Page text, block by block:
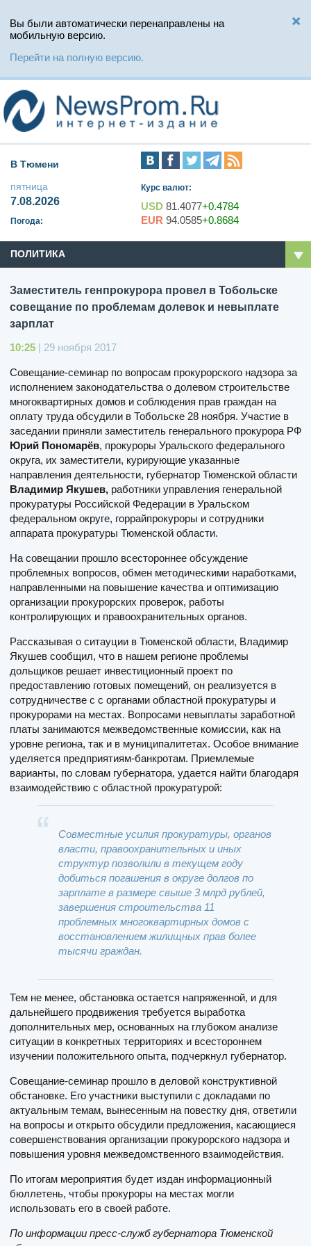
Вы были автоматически перенаправлены на
мобильную версию.
Перейти на полную версию.
В Тюмени
пятница
7.08.2026
Погода:
Курс валют:
USD 81.4077+0.4784
EUR 94.0585+0.8684
ПОЛИТИКА
Заместитель генпрокурора провел в Тобольске
совещание по проблемам долевок и невыплате
зарплат
10:25 | 29 ноября 2017
Совещание-семинар по вопросам прокурорского надзора за
исполнением законодательства о долевом строительстве
многоквартирных домов и соблюдения прав граждан на
оплату труда обсудили в Тобольске 28 ноября. Участие в
заседании приняли заместитель генерального прокурора РФ
Юрий Пономарёв, прокуроры Уральского федерального
округа, их заместители, курирующие указанные
направления деятельности, губернатор Тюменской области
Владимир Якушев, работники управления генеральной
прокуратуры Российской Федерации в Уральском
федеральном округе, горрайпрокуроры и сотрудники
аппарата прокуратуры Тюменской области.
На совещании прошло всестороннее обсуждение
проблемных вопросов, обмен методическими наработками,
направленными на повышение качества и оптимизацию
организации прокурорских проверок, работы
контролирующих и правоохранительных органов.
Рассказывая о ситауции в Тюменской области, Владимир
Якушев сообщил, что в нашем регионе проблемы
дольщиков решает инвестиционный проект по
предоставлению готовых помещений, он реализуется в
сотрудничестве с с органами областной прокуратуры и
прокурорами на местах. Вопросами невыплаты заработной
платы занимаются межведомственные комиссии, как на
уровне региона, так и в муниципалитетах. Особое внимание
уделяется предприятиям-банкротам. Приемлемые
варианты, по словам губернатора, удается найти благодаря
взаимодействию с областной прокуратурой:
Совместные усилия прокуратуры, органов
власти, правоохранительных и иных
структур позволили в текущем году
добиться погашения в округе долгов по
зарплате в размере свыше 3 млрд рублей,
завершения строительства 11
проблемных многоквартирных домов с
восстановлением жилищных прав более
тысячи граждан.
Тем не менее, обстановка остается напряженной, и для
дальнейшего продвижения требуется выработка
дополнительных мер, основанных на глубоком анализе
ситуации в конкретных территориях и всестороннем
изучении положительного опыта, подчеркнул губернатор.
Совещание-семинар прошло в деловой конструктивной
обстановке. Его участники выступили с докладами по
актуальным темам, вынесенным на повестку дня, ответили
на вопросы и открыто обсудили предложения, касающиеся
совершенствования организации прокурорского надзора и
повышения уровня межведомственного взаимодействия.
По итогам мероприятия будет издан информационный
бюллетень, чтобы прокуроры на местах могли
использовать его в своей работе.
По информации пресс-служб губернатора Тюменской